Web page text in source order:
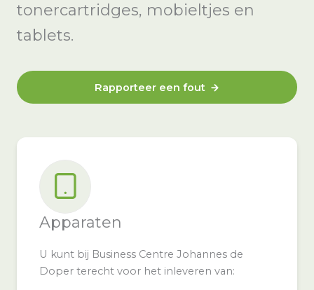
tonercartridges, mobieltjes en
tablets.
Rapporteer een fout
Apparaten
U kunt bij Business Centre Johannes de
Doper terecht voor het inleveren van: